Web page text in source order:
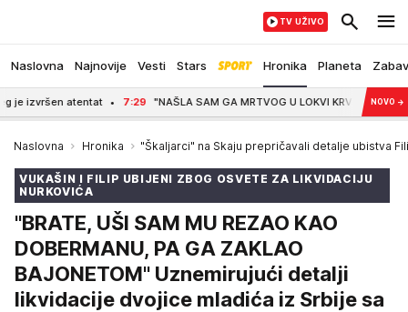
Naslovna Najnovije Vesti Stars Hronika Planeta
TV UŽIVO
7:29 "NAŠLA SAM GA MRTVOG U LOKVI KRVI, S PUŠKOM U RUCI" NOVO →
Naslovna Hronika "Škaljarci" na Skaju prepričavali detalje ubistva
VUKAŠIN I FILIP UBIJENI ZBOG OSVETE ZA LIKVIDACIJU
NURKOVIĆA
"BRATE, UŠI SAM MU REZAO KAO
DOBERMANU, PA GA ZAKLAO
BAJONETOM" Uznemirujući detalji
likvidacije dvojice mladića iz Srbije sa